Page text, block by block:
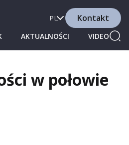
AKTUALNOŚCI VIDEO
PL Kontakt
w połowie